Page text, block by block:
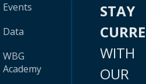
Events
Data
WBG
Academy
STAY
WITH
OUR